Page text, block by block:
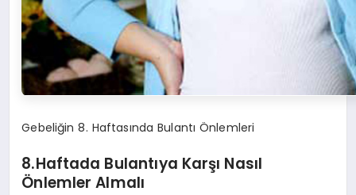
Gebeliğin 8. Haftasında Bulantı Önlemleri
8.Haftada Bulantıya Karşı Nasıl
Önlemler Almalı